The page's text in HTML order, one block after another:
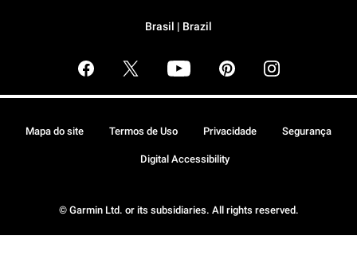
Brasil | Brazil
© Garmin Ltd. or its subsidiaries. All rights reserved.
Mapa do site Termos de Uso Privacidade Segurança
Digital Accessibility